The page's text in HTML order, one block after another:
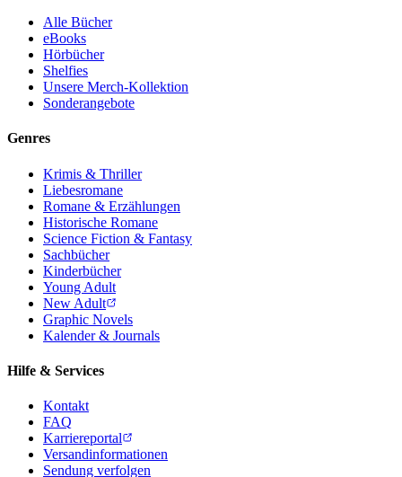
Alle Bücher
eBooks
Hörbücher
Shelfies
Unsere Merch-Kollektion
Sonderangebote
Genres
Krimis & Thriller
Liebesromane
Romane & Erzählungen
Historische Romane
Science Fiction & Fantasy
Sachbücher
Kinderbücher
Young Adult
New Adult
Graphic Novels
Kalender & Journals
Hilfe & Services
Kontakt
FAQ
Karriereportal
Versandinformationen
Sendung verfolgen